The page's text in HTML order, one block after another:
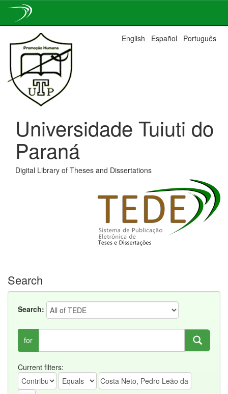
navigation
English Español Português
Universidade Tuiuti do
Paraná
Digital Library of Theses and Dissertations
Search
Search:
for
Current filters: